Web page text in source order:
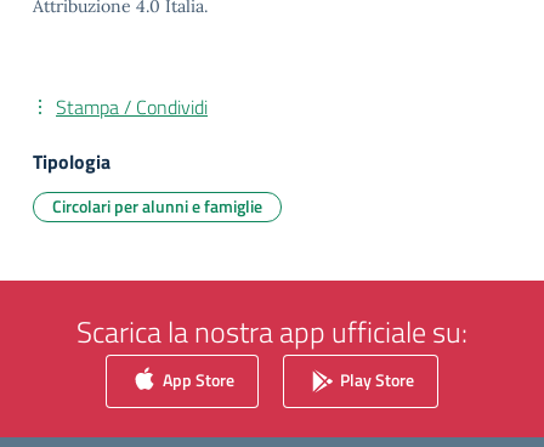
Attribuzione 4.0 Italia.
Stampa / Condividi
Tipologia
Circolari per alunni e famiglie
Scarica la nostra app ufficiale su:
App Store Play Store